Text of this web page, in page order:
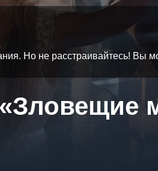
Но не расстраивайтесь! Вы